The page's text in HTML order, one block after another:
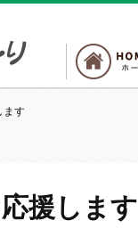
ます
援します